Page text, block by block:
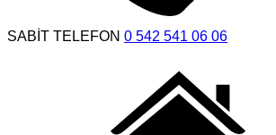
SABİT TELEFON 0 542 541 06 06